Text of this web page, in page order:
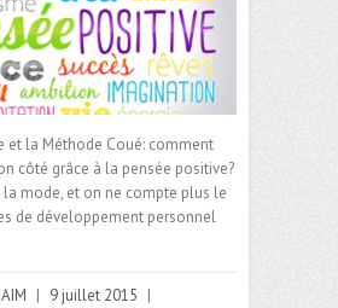
et la Méthode Coué: comment
côté grâce à la pensée positive?
la mode, et on ne compte plus le
de développement personnel
9 juillet 2015